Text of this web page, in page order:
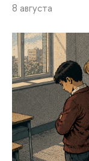
8 августа